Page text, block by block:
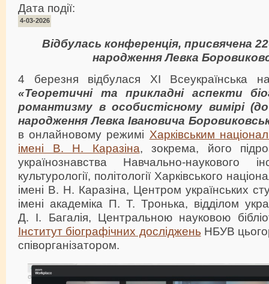
Дата події:
4-03-2026
Відбулась конференція, присвячена
народження Левка
4 березня відбулася ХІ Всеукраїнська
«Теоретичні та прикладні аспекти
романтизму в особистісному вимірі (до
народження Левка Івановича
в онлайновому режимі Харківським
імені В. Н. Каразіна, зокрема, його
українознавства Навчально-наукового
культурології, політології Харківського
імені В. Н. Каразіна, Центром українських
імені академіка П. Т. Тронька, відділом
Д. І. Багалія, Центральною науковою
Інститут біографічних досліджень НБУВ
співорганізатором.